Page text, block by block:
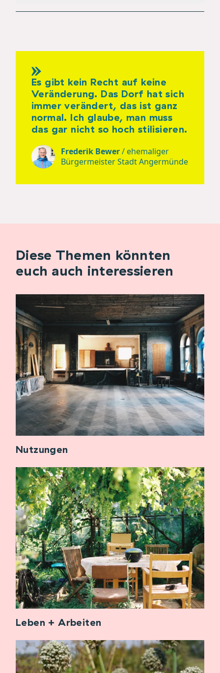
Es gibt kein Recht auf keine
Veränderung. Das Dorf hat sich
immer verändert, das ist ganz
normal. Ich glaube, man muss
das gar nicht so hoch stilisieren.
Frederik Bewer/ehemaliger
Bürgermeister Stadt Angermünde
Diese Themen könnten
euch auch interessieren
Nutzungen
Leben + Arbeiten